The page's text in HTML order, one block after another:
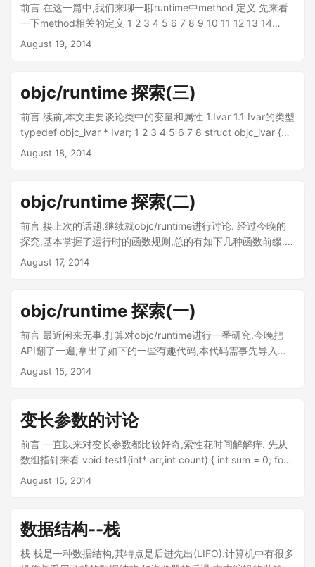
后会讲到。 ## UI模块划分 app/src/main/java 下的
addedittask、statistics、taskdetail、tasks 这四个目录分别
对应 App 内编辑页、统计页、详情页、列表页这四个模块，每
意义推断为契约接口，此处暂且不表，稍后会在源码中了解其
示 **Model** 层，Task 是经final修饰的实体类模型，
data/source 下有表示数据源接口的 TasksDataSource 与表示
数据仓库类的 TasksRepository，data/source/local 与
实现。 最下方的 BasePresenter、BaseView 分别表示
可。...
两个成员变量。 原因在于IDEA默认将HashMap.Node视为了
Map.Entry，那么如何在Debug时以HashMap.Node的类型来
查看该对象其他变量呢？ 方法有二： 一. 在debugger的
Variables面板中，右键该对象，找到View As选项，选择其中的
种方式时，每次Debug都需要手动指定其类型，较为繁琐。对
于常用的类，我们也可以在View as时点击Create按钮，为其新
建类型。这样的话以后每次Debug时，无需任何设置就能在
Variables面板内直接看到其准确类型的所有属性。 Create过程
HashMap$Node对应的完整类名即可，如下图所示。 最后看
效果。 现在已经能看到类中的所有成员变量了，那么对于静态
变量该如何查看呢？这个也很简单，同样在此处右键，点击
Customize Data Views… 然后在Static fields和Static final
fields的选项前打勾即可~ 以HashMap为例，在选中了Static
来了 ：）
前言 在这一篇中,我们来聊一聊runtime中method 定义 先来看
一下method相关的定义 1 2 3 4 5 6 7 8 9 10 11 12 13 14
typedef struct objc_method *Method; typedef struct
//方法名称 char *types; //参数类型字符串 }; //以下代码是
ObjC2.0 之前method的定义 struct objc_method { SEL
method_name; char *method_types; IMP method_imp; } 里
边有三个类型别名,在这儿先解释一下...
August 19, 2014
objc/runtime 探索(三)
前言 续前,本文主要谈论类中的变量和属性 1.Ivar 1.1 Ivar的类型
typedef objc_ivar * Ivar; 1 2 3 4 5 6 7 8 struct objc_ivar {
char *ivar_name; //ivar名称 char *ivar_type; //ivar类型 int
类型等成员. 1.2 为类添加Ivar 运行时规定,只能在
objc_allocateClassPair与objc_registerClassPair两个函数之间
为类添加变量 如下所示: 1 2 3 4 5 6 7 8 //额外空间 未知,通常
设置为 0 Class clazz = objc_allocateClassPair(父类class,类
名,额外空间); //以NSString*为例 //变量size sizeof(NSString)
//对齐 指针类型的为log2(sizeof(NSString*)) //类型
名,变量size,对齐,类型); objc_registerClassPair(clazz); 1....
August 18, 2014
objc/runtime 探索(二)
前言 接上次的话题,继续就objc/runtime进行讨论. 经过今晚的
探究,基本掌握了运行时的函数规则,总的有如下几种函数前缀.
在后边的文章中我会就一些问题再次讨论,本文权当做API的速查
objc_getClass 获取Class对象 objc_getMetaClass 获取
MetaClass对象 objc_allocateClassPair 分配空间,创建类(仅在
创建之后,注册之前 能够添加成员变量) objc_registerClassPair
注册一个类(注册后方可使用该类创建对象)
objc_disposeClassPair 注销某个类 objc_allocateProtocol 开
辟空间创建协议 objc_registerProtocol 注册一个协议
objc_destructInstance 析构一个实例对象(ARC下无效)
objc_setAssociatedObject 为实例对象关联对象
objc_getAssociatedObje*ct 获取实例对象的关联对象
objc_removeAssociatedObjects 清空实例对象的所有关联对
用,如类与协议的空间分配,注册,注销等操作...
August 17, 2014
objc/runtime 探索(一)
前言 最近闲来无事,打算对objc/runtime进行一番研究,今晚把
API翻了一遍,拿出了如下的一些有趣代码,本代码需事先导入部
分objc/runtime中的头文件,如下所示 1 2 #import
方法则无此要求 Class objc_allocateClassPair(Class
superClass,const char* className,size_t extraBytes); void
objc_registerClassPair(Class cls); 1 2 3 4 5 6 7 8 9 10 11 12
13 14 15 16 //开始类的定义 Class Test=
objc_allocateClassPair([NSObject class], "Test", 0); //为类添
加变量 class_addIvar(Test, "_name", sizeof(NSString*),
方法 //1.注册名为 test: 的方法 SEL s =
sel_registerName("test:"); //2.定义函数实现,此处的IMP是函
数指针,原型为 typedef id (*IMP)(id, SEL, ....
August 15, 2014
变长参数的讨论
前言 一直以来对变长参数都比较好奇,索性花时间解解痒. 先从
数组指针来看 void test1(int* arr,int count) { int sum = 0; for
(int *p = arr; p < arr + count; p++) { sum = sum+ *p; }
么是可变参数? 可变参数是函数或方法中形如int show(int a,...)
这样的的参数 可变参数的相关规定 ... 不能单独出现,且只能放
在参数列表中的最后 变长参数的类型没有限定,使用时最好统一
August 15, 2014
数据结构--栈
栈 栈是一种数据结构,其特点是后进先出(LIFO).计算机中有很多